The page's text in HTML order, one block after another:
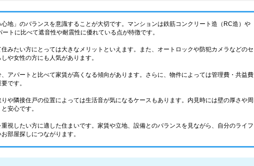
地」のバランスを意識することが大切です。マンションは鉄筋コンクリート造（RC造）や
トに比べて遮音性や耐震性に優れている点が特徴です。
みたい方にとっては大きなメリットといえます。また、オートロックや防犯カメラなどのセ
や女性の方にも人気があります。
アパートと比べて家賃が高くなる傾向があります。さらに、物件によっては管理費・共益費
です。
や隣接住戸の位置によっては生活音が気になるケースもあります。内見時には壁の厚さや周
安心です。
視したい方に適した住まいです。家賃や立地、設備とのバランスを見ながら、自分のライフ
部屋探しにつながります。